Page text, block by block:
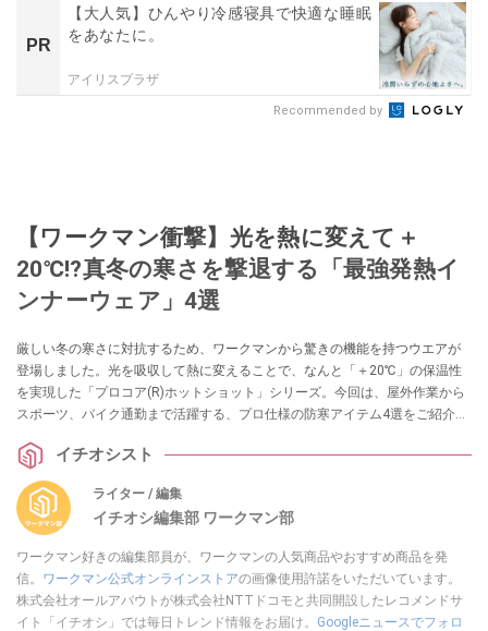
PR
【大人気】ひんやり冷感寝具で快適な睡眠
をあなたに。
アイリスプラザ
Recommended by
【ワークマン衝撃】光を熱に変えて＋
20℃!?真冬の寒さを撃退する「最強発熱イ
ンナーウェア」4選
厳しい冬の寒さに対抗するため、ワークマンから驚きの機能を持つウエアが
登場しました。光を吸収して熱に変えることで、なんと「＋20℃」の保温性
を実現した「プロコア(R)ホットショット」シリーズ。今回は、屋外作業から
スポーツ、バイク通勤まで活躍する、プロ仕様の防寒アイテム4選をご紹介し
イチオシスト
ライター / 編集
イチオシ編集部 ワークマン部
ワークマン好きの編集部員が、ワークマンの人気商品やおすすめ商品を発
信。 ワークマン公式オンラインストアの画像使用許諾をいただいています。
株式会社オールアバウトが株式会社NTTドコモと共同開設したレコメンドサ
イト「イチオシ」では毎日トレンド情報をお届け。 Googleニュースでフォロ